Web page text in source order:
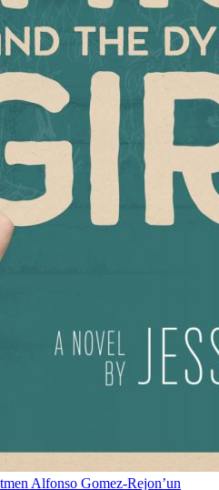
Alfonso Gomez-Rejon’un